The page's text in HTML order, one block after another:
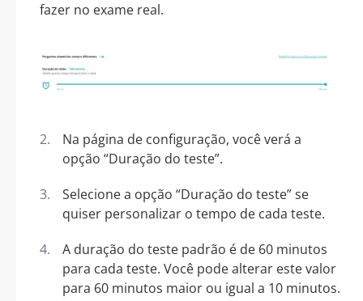
fazer no exame real.
Na página de configuração, você verá a
opção “Duração do teste”.
Selecione a opção “Duração do teste” se
quiser personalizar o tempo de cada teste.
A duração do teste padrão é de 60 minutos
para cada teste. Você pode alterar este valor
para 60 minutos maior ou igual a 10 minutos.